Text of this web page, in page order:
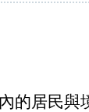
的居民與